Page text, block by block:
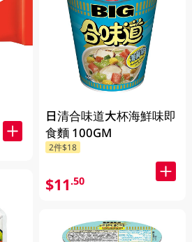
日清合味道大杯海鮮味即
食麵 100GM
2件$18
$11.50